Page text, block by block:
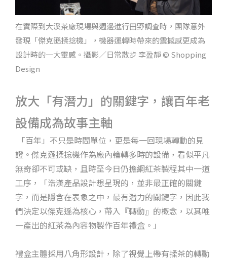
在實際到大溪茶廠現場與週邊進行田野調查時，團隊意外
發現「傑克遜揉捻機」，機器運轉時帶來的震撼感更成為
設計時的一大靈感。攝影／日常散步 李盈靜 © Shopping
Design
放大「有潛力」的關鍵字，讓百年老
設備成為故事主軸
「百年」不只是時間單位，更是每一回現場轉動的見
證。傑克遜揉捻機作為廠內輪轉多時的設備，看似平凡
無奇卻不可或缺，且時至今日仍擔綱紅茶製程其中一道
工序，「浩漢產品設計想呈現的，並非最正確的關鍵
字，而是隱含在表象之中，最有潛力的關鍵字，因此我
們決定以傑克遜為核心，帶入『轉動』的概念，以其唯
一產出的紅茶為內容物製作百年禮盒。」
禮盒主體採用八角形設計，除了視覺上帶有揉茶的轉動